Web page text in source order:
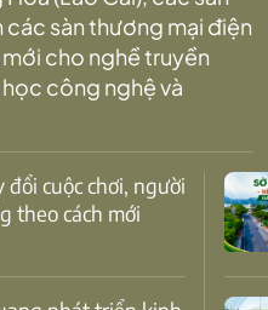
sàn thương mại điện
cho nghề truyền
công nghệ và
theo cách mới